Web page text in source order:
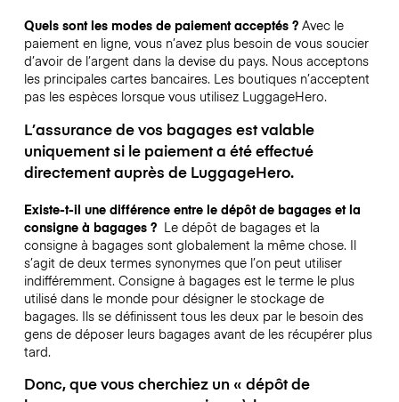
Quels sont les modes de paiement acceptés ? Avec le
paiement en ligne, vous n’avez plus besoin de vous soucier
d’avoir de l’argent dans la devise du pays. Nous acceptons
les principales cartes bancaires. Les boutiques n’acceptent
pas les espèces lorsque vous utilisez LuggageHero.
L’assurance de vos bagages est valable
uniquement si le paiement a été effectué
directement auprès de LuggageHero.
Existe-t-il une différence entre le dépôt de bagages et la
consigne à bagages ? Le dépôt de bagages et la
consigne à bagages sont globalement la même chose. Il
s’agit de deux termes synonymes que l’on peut utiliser
indifféremment. Consigne à bagages est le terme le plus
utilisé dans le monde pour désigner le stockage de
bagages. Ils se définissent tous les deux par le besoin des
gens de déposer leurs bagages avant de les récupérer plus
tard.
Donc, que vous cherchiez un « dépôt de